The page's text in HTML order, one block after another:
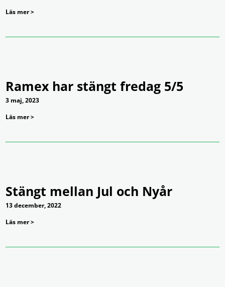
Läs mer >
Ramex har stängt fredag 5/5
3 maj, 2023
Läs mer >
Stängt mellan Jul och Nyår
13 december, 2022
Läs mer >